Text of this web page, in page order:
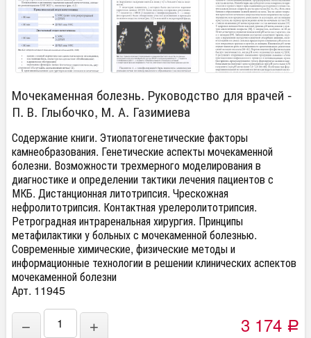
Мочекаменная болезнь. Руководство для врачей -
П. В. Глыбочко, М. А. Газимиева
Содержание книги. Этиопатогенетические факторы
камнеобразования. Генетические аспекты мочекаменной
болезни. Возможности трехмерного моделирования в
диагностике и определении тактики лечения пациентов с
МКБ. Дистанционная литотрипсия. Чрескожная
нефролитотрипсия. Контактная урелеролитотрипсия.
Ретроградная интраренальная хирургия. Принципы
метафилактики у больных с мочекаменной болезнью.
Современные химические, физические методы и
информационные технологии в решении клинических аспектов
мочекаменной болезни
Арт. 11945
− + 3 174 Р